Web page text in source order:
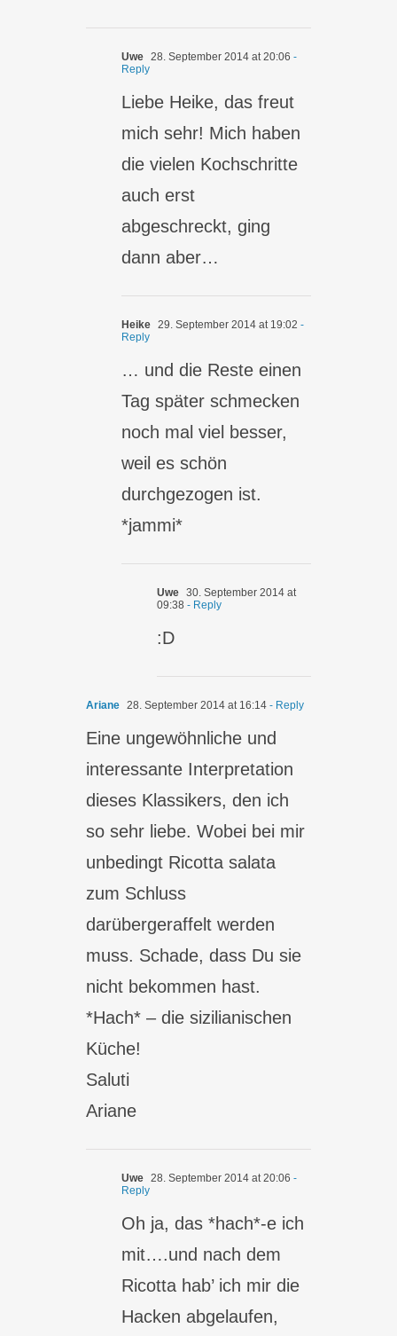
Uwe 28. September 2014 at 20:06 -
Reply
Liebe Heike, das freut
mich sehr! Mich haben
die vielen Kochschritte
auch erst
abgeschreckt, ging
dann aber…
Heike 29. September 2014 at 19:02 -
Reply
… und die Reste einen
Tag später schmecken
noch mal viel besser,
weil es schön
durchgezogen ist.
*jammi*
Uwe 30. September 2014 at
09:38 - Reply
:D
Ariane 28. September 2014 at 16:14 - Reply
Eine ungewöhnliche und
interessante Interpretation
dieses Klassikers, den ich
so sehr liebe. Wobei bei mir
unbedingt Ricotta salata
zum Schluss
darübergeraffelt werden
muss. Schade, dass Du sie
nicht bekommen hast.
*Hach* – die sizilianischen
Küche!
Saluti
Ariane
Uwe 28. September 2014 at 20:06 -
Reply
Oh ja, das *hach*-e ich
mit….und nach dem
Ricotta hab’ ich mir die
Hacken abgelaufen,